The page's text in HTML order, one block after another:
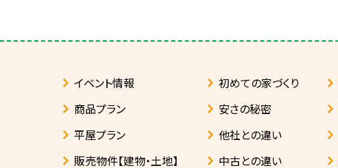
イベント情報
商品プラン
平屋プラン
販売物件【建物・土地】
初めての家づくり
安さの秘密
他社との違い
中古との違い